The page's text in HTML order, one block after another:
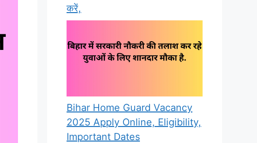
करें,
Bihar Home Guard Vacancy
2025 Apply Online, Eligibility,
Important Dates